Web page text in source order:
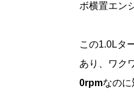
ボ横置エン
この1.0Lタ
あり、ワク
0rpmなのに